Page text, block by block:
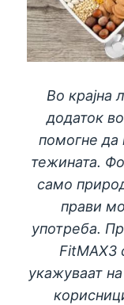
Во крајна
додаток
помогне да
тежината.
само
прави
употреба.
FitMAX3
укажуваат